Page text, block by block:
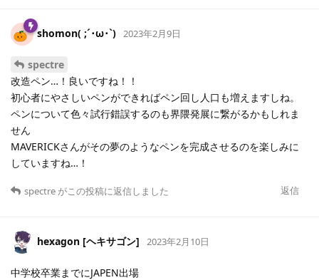
shomon( ;´･ω･`) 2023年2月9日
spectre
改造ペン…！良いですね！！
初心者にやさしいペンができればペン回し人口も増えますしね。
ペンについて色々試行錯誤するのも界隈発展に繋がるかもしれま
せん
MAVERICKさんがその夢のようなペンを完成させるのを楽しみに
していますね…！
返信
spectre がこの投稿に返信しました
hexagon [ヘキサゴン] 2023年2月10日
中学校卒業までにJAPEN出場